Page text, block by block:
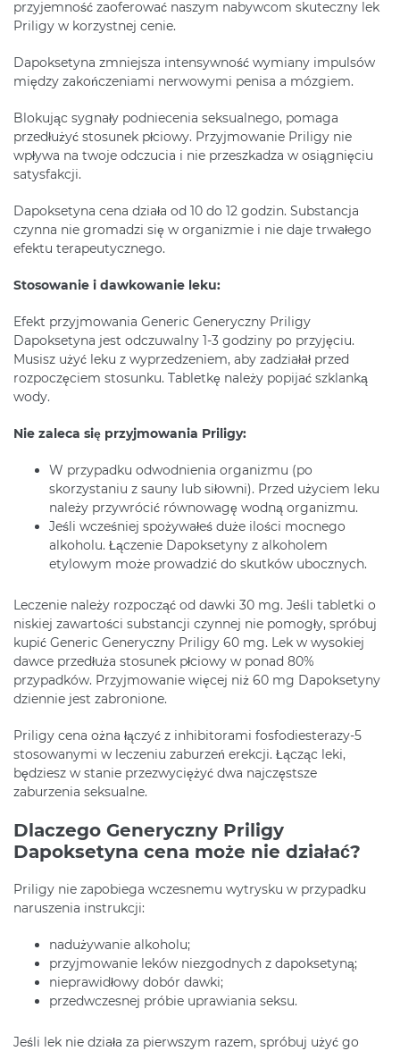
przyjemność zaoferować naszym nabywcom skuteczny lek
Priligy w korzystnej cenie.
Dapoksetyna zmniejsza intensywność wymiany impulsów
między zakończeniami nerwowymi penisa a mózgiem.
Blokując sygnały podniecenia seksualnego, pomaga
przedłużyć stosunek płciowy. Przyjmowanie Priligy nie
wpływa na twoje odczucia i nie przeszkadza w osiągnięciu
satysfakcji.
Dapoksetyna cena działa od 10 do 12 godzin. Substancja
czynna nie gromadzi się w organizmie i nie daje trwałego
efektu terapeutycznego.
Stosowanie i dawkowanie leku:
Efekt przyjmowania Generic Generyczny Priligy
Dapoksetyna jest odczuwalny 1-3 godziny po przyjęciu.
Musisz użyć leku z wyprzedzeniem, aby zadziałał przed
rozpoczęciem stosunku. Tabletkę należy popijać szklanką
wody.
Nie zaleca się przyjmowania Priligy:
W przypadku odwodnienia organizmu (po
skorzystaniu z sauny lub siłowni). Przed użyciem leku
należy przywrócić równowagę wodną organizmu.
Jeśli wcześniej spożywałeś duże ilości mocnego
alkoholu. Łączenie Dapoksetyny z alkoholem
etylowym może prowadzić do skutków ubocznych.
Leczenie należy rozpocząć od dawki 30 mg. Jeśli tabletki o
niskiej zawartości substancji czynnej nie pomogły, spróbuj
kupić Generic Generyczny Priligy 60 mg. Lek w wysokiej
dawce przedłuża stosunek płciowy w ponad 80%
przypadków. Przyjmowanie więcej niż 60 mg Dapoksetyny
dziennie jest zabronione.
Priligy cena ożna łączyć z inhibitorami fosfodiesterazy-5
stosowanymi w leczeniu zaburzeń erekcji. Łącząc leki,
będziesz w stanie przezwyciężyć dwa najczęstsze
zaburzenia seksualne.
Dlaczego Generyczny Priligy
Dapoksetyna cena może nie działać?
Priligy nie zapobiega wczesnemu wytrysku w przypadku
naruszenia instrukcji:
nadużywanie alkoholu;
przyjmowanie leków niezgodnych z dapoksetyną;
nieprawidłowy dobór dawki;
przedwczesnej próbie uprawiania seksu.
Jeśli lek nie działa za pierwszym razem, spróbuj użyć go